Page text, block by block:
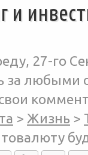
и
27-го
за любыми
> Жизнь >